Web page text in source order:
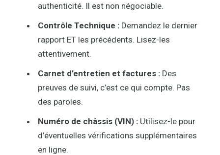
authenticité. Il est non négociable.
Contrôle Technique : Demandez le dernier
rapport ET les précédents. Lisez-les
attentivement.
Carnet d’entretien et factures : Des
preuves de suivi, c’est ce qui compte. Pas
des paroles.
Numéro de châssis (VIN) : Utilisez-le pour
d’éventuelles vérifications supplémentaires
en ligne.